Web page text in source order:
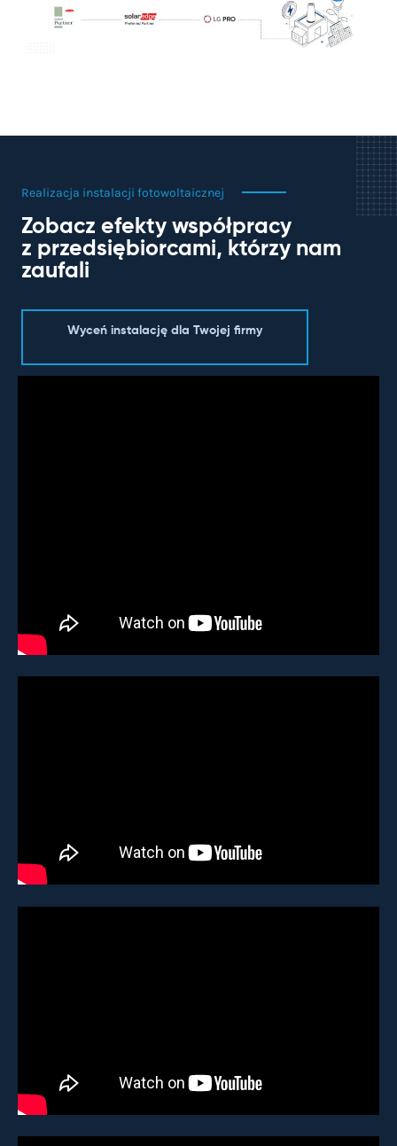
Realizacja instalacji fotowoltaicznej
Zobacz efekty współpracy
z przedsiębiorcami, którzy nam
zaufali
Wyceń instalację dla Twojej firmy